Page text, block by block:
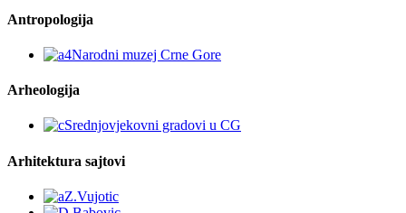
Antropologija
Arheologija
Arhitektura sajtovi